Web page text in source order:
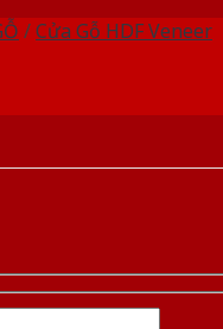
/Cửa Gỗ HDF Veneer